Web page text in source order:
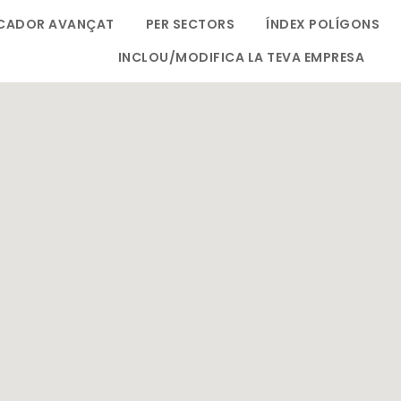
AVANÇAT PER SECTORS
ÍNDEX POLÍGONS
INCLOU/MODIFICA LA TEVA EMPRESA